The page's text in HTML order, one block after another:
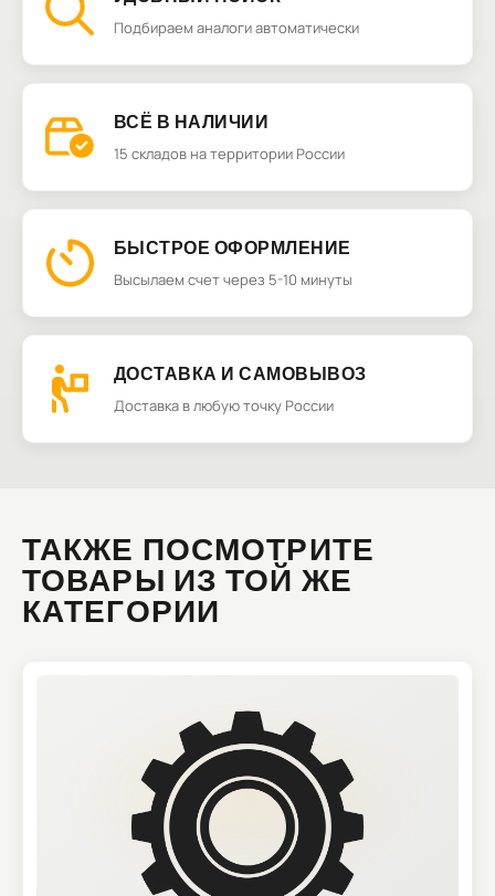
Подбираем аналоги автоматически
ВСЁ В НАЛИЧИИ
15 складов на территории России
БЫСТРОЕ ОФОРМЛЕНИЕ
Высылаем счет через 5-10 минуты
ДОСТАВКА И САМОВЫВОЗ
Доставка в любую точку России
ТАКЖЕ ПОСМОТРИТЕ
ТОВАРЫ ИЗ ТОЙ ЖЕ
КАТЕГОРИИ